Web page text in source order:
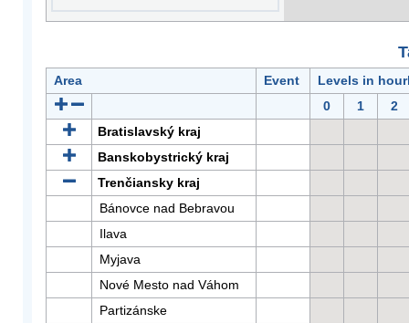
Area Event
Levels in
0
1
2
Bratislavský kraj
Banskobystrický kraj
Trenčiansky kraj
Bánovce nad Bebravou
Ilava
Myjava
Nové Mesto nad Váhom
Partizánske